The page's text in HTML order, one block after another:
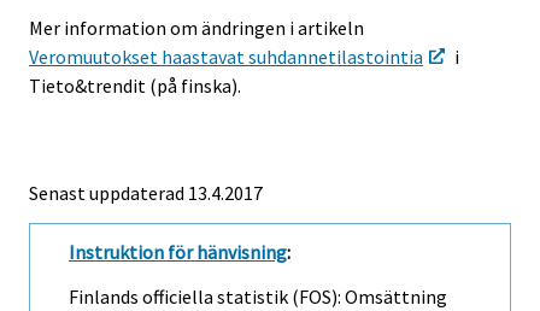
Mer information om ändringen i artikeln
Veromuutokset haastavat suhdannetilastointia
i
Tieto&trendit (på finska).
Senast uppdaterad 13.4.2017
Instruktion för hänvisning:
Finlands officiella statistik (FOS): Omsättning